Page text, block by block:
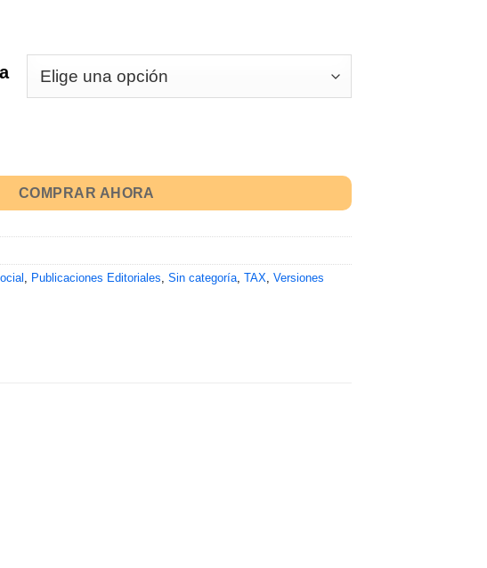
COMPRAR AHORA
Publicaciones Editoriales Sin categoría, TAX Versiones